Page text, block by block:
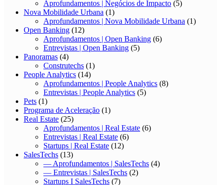
Aprofundamentos | Negócios de Impacto (5)
Nova Mobilidade Urbana (1)
Aprofundamentos | Nova Mobilidade Urbana (1)
Open Banking (12)
Aprofundamentos | Open Banking (6)
Entrevistas | Open Banking (5)
Panoramas (4)
Construtechs (1)
People Analytics (14)
Aprofundamentos | People Analytics (8)
Entrevistas | People Analytics (5)
Pets (1)
Programa de Aceleração (1)
Real Estate (25)
Aprofundamentos | Real Estate (6)
Entrevistas | Real Estate (6)
Startups | Real Estate (12)
SalesTechs (13)
— Aprofundamentos | SalesTechs (4)
— Entrevistas | SalesTechs (2)
Startups I SalesTechs (7)